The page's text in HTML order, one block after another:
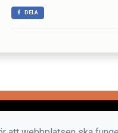
DELA